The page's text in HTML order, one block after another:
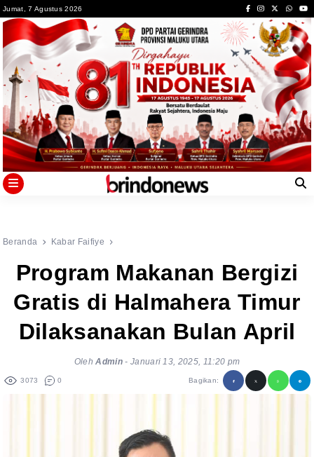
to
content
Jumat, 7 Agustus 2026
Beranda Kabar Faifiye
Program Makanan Bergizi
Gratis di Halmahera Timur
Dilaksanakan Bulan April
OlehAdmin - Januari 13, 2025, 11:20 pm
3073 0 Bagikan: